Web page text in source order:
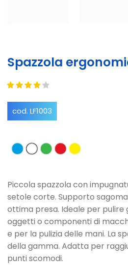
Spazzola
cod. LF1003
Piccola spazzola con
setole corte. Supporto
ottima presa. Ideale per pulire
oggetti o componenti di
e per la pulizia delle mani. La
della gamma. Adatta per
punti scomodi.